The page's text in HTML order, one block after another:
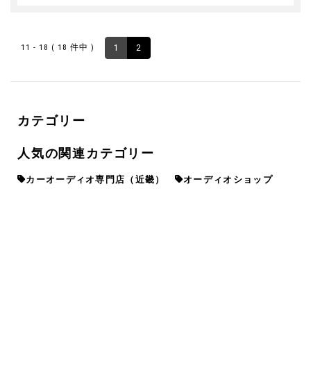
11 - 18 ( 18 件中 ) 1 2
カテゴリー
人気の関連カテゴリー
カーオーディオ専門店（近畿） オーディオショップ